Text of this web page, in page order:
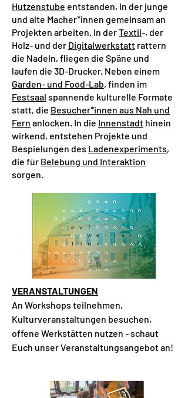
Hutzenstube entstanden, in der junge
und alte Macher*innen gemeinsam an
Projekten arbeiten. In derTextil-, der
Holz- und der Digitalwerkstatt rattern
die Nadeln, fliegen die Späne und
laufen die 3D-Drucker. Neben einem
Garden- und Food-Lab, finden im
Festsaal spannende kulturelle Formate
statt, die Besucher*innen aus Nah und
Fern anlocken. In die Innenstadt hinein
wirkend, entstehen Projekte und
Bespielungen des Ladenexperiments,
die für Belebung und Interaktion
sorgen.
VERANSTALTUNGEN
An Workshops teilnehmen,
Kulturveranstaltungen besuchen,
offene Werkstätten nutzen - schaut
Euch unser Veranstaltungsangebot an!